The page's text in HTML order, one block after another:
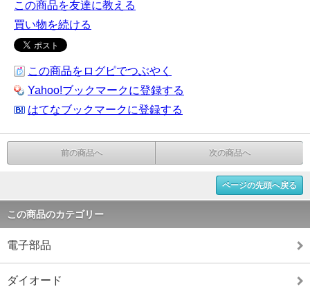
この商品を友達に教える
買い物を続ける
この商品をログピでつぶやく
Yahoo!ブックマークに登録する
はてなブックマークに登録する
前の商品へ 次の商品へ
ページの先頭へ戻る
この商品のカテゴリー
電子部品
ダイオード